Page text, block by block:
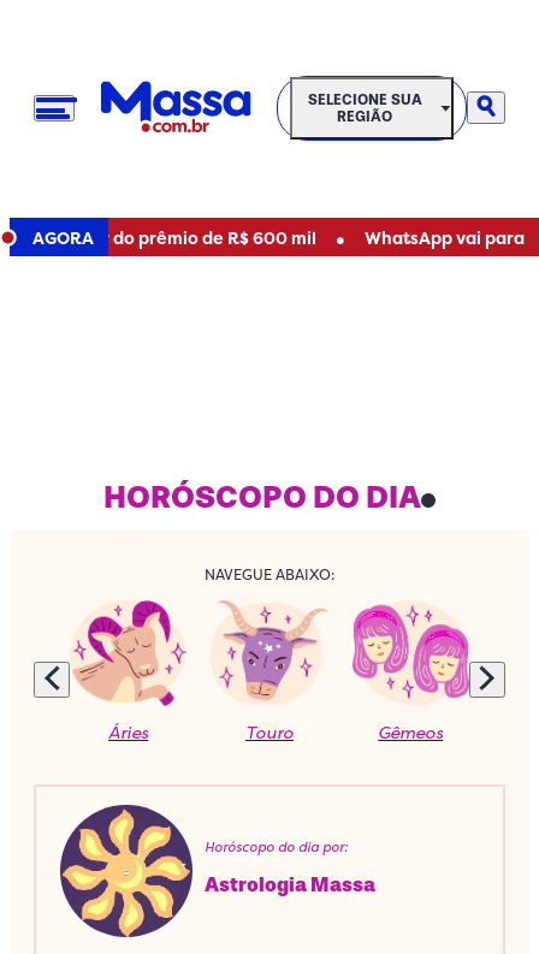
SELECIONE SUA REGIÃO
SELECIONE SUA
REGIÃO
AGORAdo prêmio de R$ 600 mil • WhatsApp vai parar de
HORÓSCOPO DO DIA
NAVEGUE ABAIXO:
Áries Touro Gêmeos
Horóscopo do dia por:
Astrologia Massa